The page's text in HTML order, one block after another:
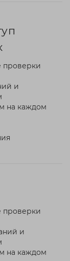
проверки
и
на каждом
проверки
и
на каждом